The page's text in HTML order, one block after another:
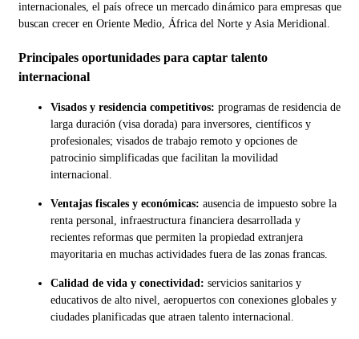
internacionales, el país ofrece un mercado dinámico para empresas que
buscan crecer en Oriente Medio, África del Norte y Asia Meridional.
Principales oportunidades para captar talento
internacional
Visados y residencia competitivos: programas de residencia de
larga duración (visa dorada) para inversores, científicos y
profesionales; visados de trabajo remoto y opciones de
patrocinio simplificadas que facilitan la movilidad
internacional.
Ventajas fiscales y económicas: ausencia de impuesto sobre la
renta personal, infraestructura financiera desarrollada y
recientes reformas que permiten la propiedad extranjera
mayoritaria en muchas actividades fuera de las zonas francas.
Calidad de vida y conectividad: servicios sanitarios y
educativos de alto nivel, aeropuertos con conexiones globales y
ciudades planificadas que atraen talento internacional.